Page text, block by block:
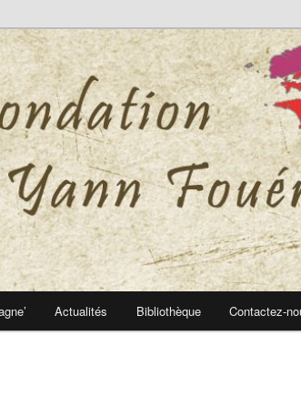
Fouéré
Fouéré
Actualités Bibliothèque Contactez-